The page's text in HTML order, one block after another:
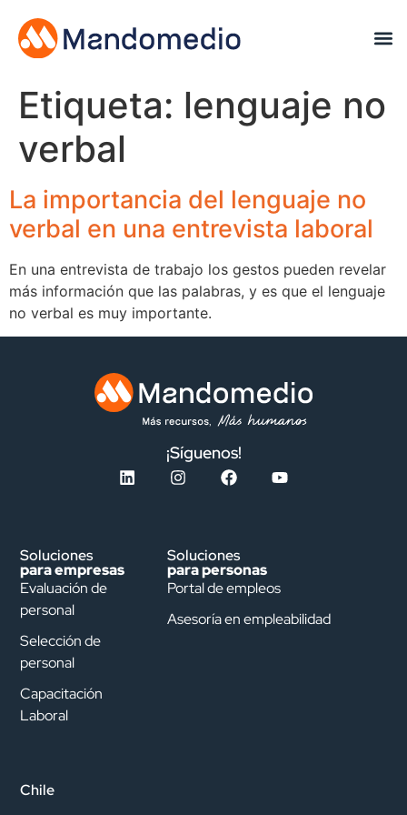
Etiqueta: lenguaje no
verbal
La importancia del lenguaje no
verbal en una entrevista laboral
En una entrevista de trabajo los gestos pueden revelar
más información que las palabras, y es que el lenguaje
no verbal es muy importante.
¡Síguenos!
Soluciones
para empresas
Evaluación de
personal
Selección de
personal
Capacitación
Laboral
Soluciones
para personas
Portal de empleos
Asesoría en empleabilidad
Chile